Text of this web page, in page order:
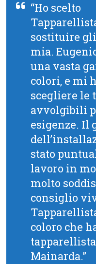
“Ho scelto
sostituire
mia.
una vasta
colori, e mi
scegliere le
avvolgibili
esigenze. Il
stato
lavoro in
molto
consiglio
coloro che
Mainarda.”